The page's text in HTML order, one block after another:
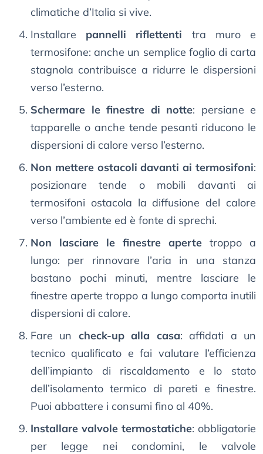
climatiche d’Italia si vive.
Installare pannelli riflettenti tra muro e
termosifone: anche un semplice foglio di carta
stagnola contribuisce a ridurre le dispersioni
verso l’esterno.
Schermare le finestre di notte: persiane e
tapparelle o anche tende pesanti riducono le
dispersioni di calore verso l’esterno.
Non mettere ostacoli davanti ai termosifoni:
posizionare tende o mobili davanti ai
termosifoni ostacola la diffusione del calore
verso l’ambiente ed è fonte di sprechi.
Non lasciare le finestre aperte troppo a
lungo: per rinnovare l’aria in una stanza
bastano pochi minuti, mentre lasciare le
finestre aperte troppo a lungo comporta inutili
dispersioni di calore.
Fare un check-up alla casa: affidati a un
tecnico qualificato e fai valutare l’efficienza
dell’impianto di riscaldamento e lo stato
dell’isolamento termico di pareti e finestre.
Puoi abbattere i consumi fino al 40%.
Installare valvole termostatiche: obbligatorie
per legge nei condomini, le valvole